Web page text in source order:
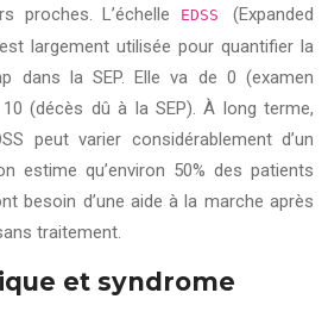
proches. L’échelle
EDSS (Expanded
largement utilisée pour quantifier la
dans la SEP. Elle va de 0 (examen
(décès dû à la SEP). À long terme,
peut varier considérablement d’un
estime qu’environ 50% des patients
besoin d’une aide à la marche après
traitement.
et syndrome